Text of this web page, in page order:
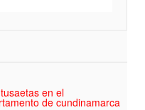
en el
de cundinamarca